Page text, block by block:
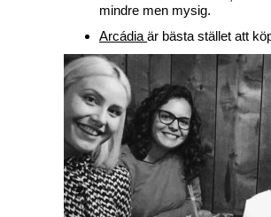
mindre men mysig.
Arcádia är bästa stället att